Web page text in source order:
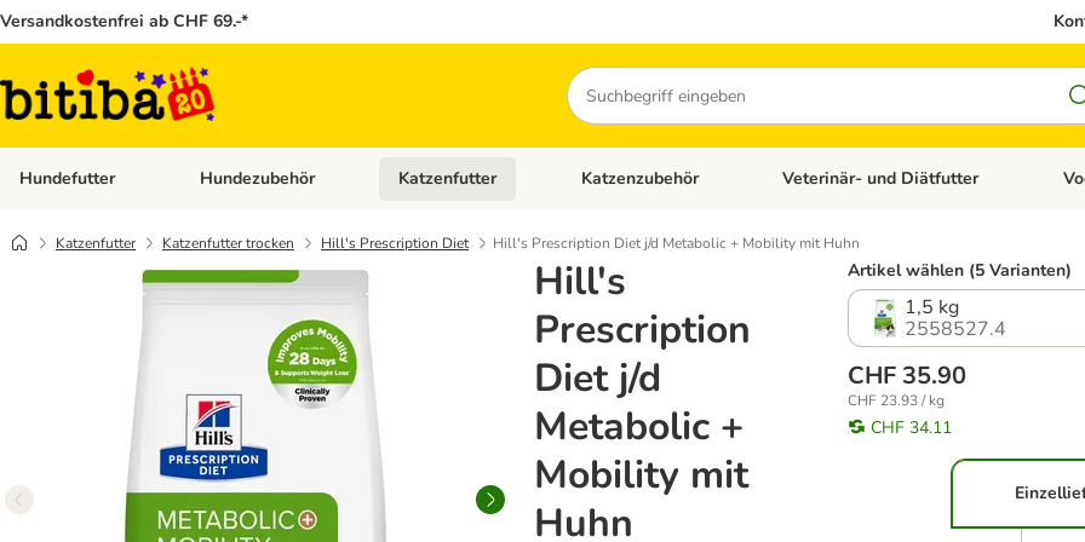
Versandkostenfrei ab CHF 69.-*
Suchen
Hundefutter Kategorie-Menü öffnen: Hundefutter
Hundezubehör Kategorie-Menü öffnen: Hundezubehör
Katzenfutter Kategorie-Menü öffnen: Katzenfutter
Katzenzubehör Kategorie-Menü öffnen: Katzenzubehör
Veterinär- und Diätfutter
Katzenfutter Katzenfutter trocken Hill's Prescription Diet Hill's Prescription Diet j/d Metabolic + Mobility mit Huhn
Hill's
Prescription
Diet j/d
Metabolic +
Mobility mit
Huhn
Artikel wählen (5 Varianten)
1,5 kg
2558527.4
CHF 35.90
CHF 23.93 / kg
CHF 34.11